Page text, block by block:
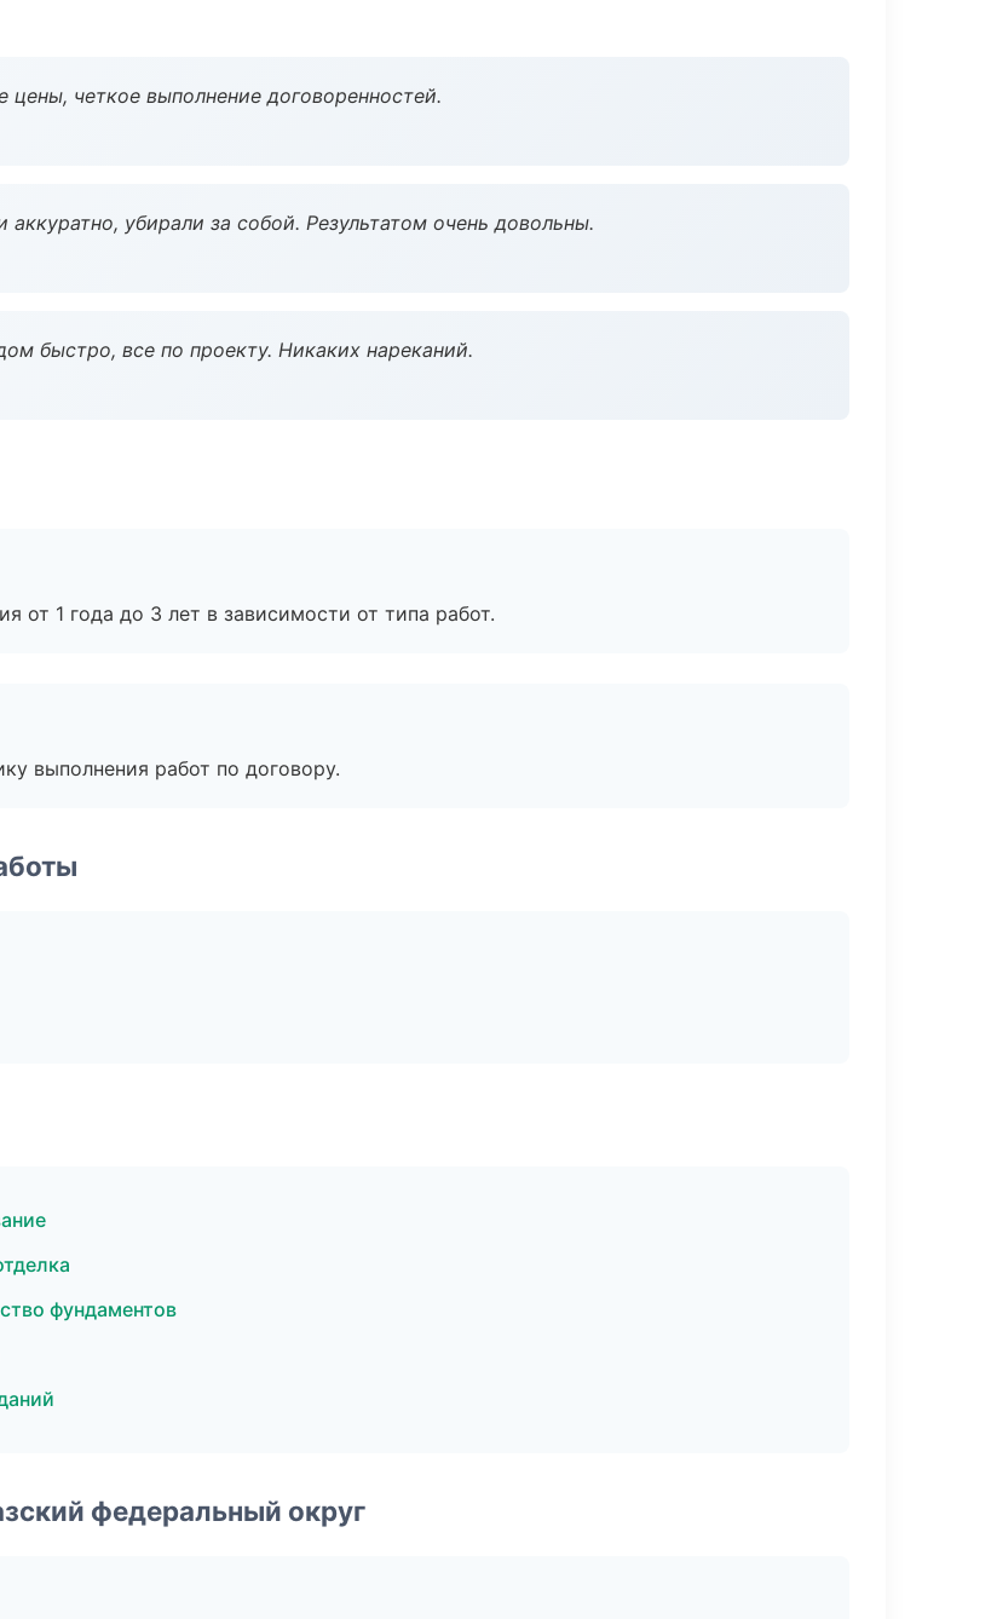
четкое выполнение договоренностей.
убирали за собой. Результатом очень довольны.
быстро, все по проекту. Никаких нареканий.
от 1 года до 3 лет в зависимости от типа работ.
выполнения работ по договору.
фундаментов
федеральный округ